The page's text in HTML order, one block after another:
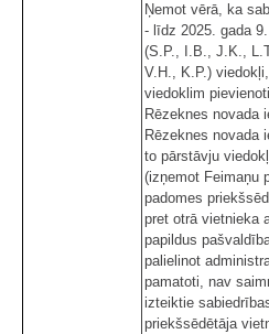
Ņemot vērā, ka
- līdz 2025. gada
(S.P., I.B., J.K.,
V.H., K.P.)
viedoklim pievienoti
Rēzeknes novada
Rēzeknes novada
to pārstāvju
(izņemot Feimaņu
padomes
pret otrā vietnieka
papildus
palielinot
pamatoti, nav
izteiktie
priekšsēdētāja